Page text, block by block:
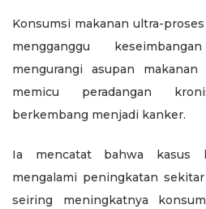
Konsumsi makanan ultra-
mengganggu
mengurangi asupan
memicu peradangan
berkembang menjadi kanker.
Ia mencatat bahwa kasus
mengalami peningkatan
seiring meningkatnya